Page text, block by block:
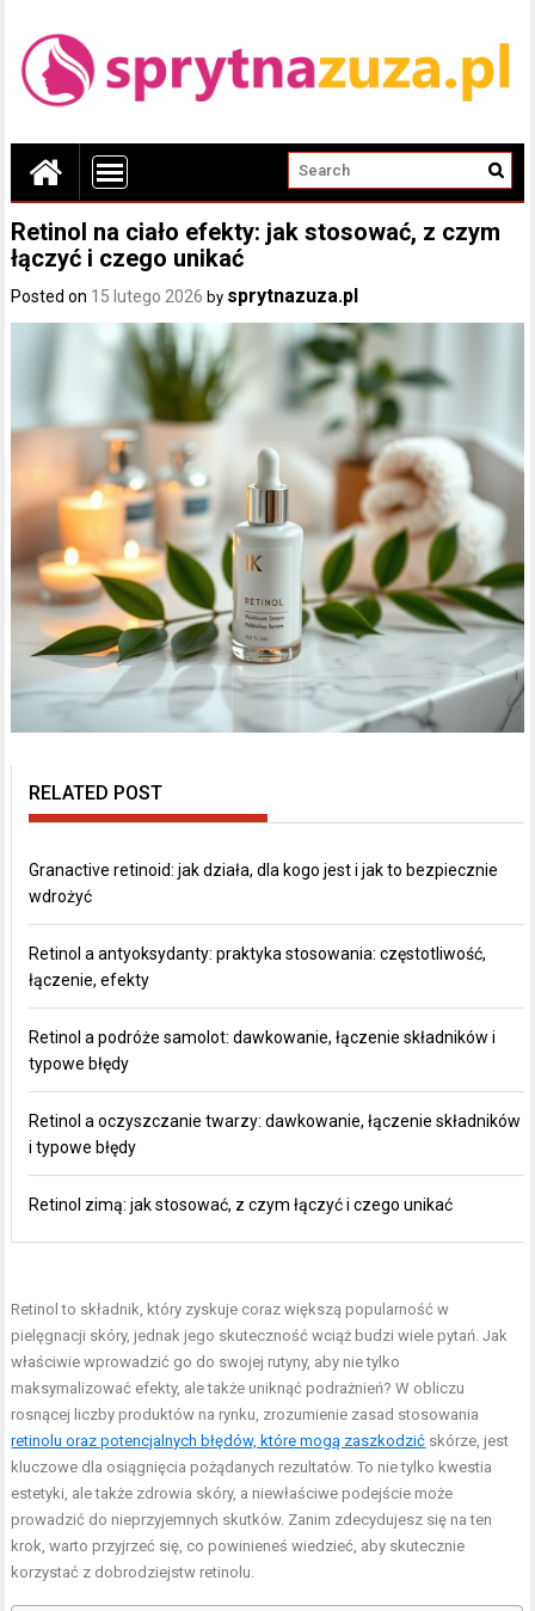
Retinol na ciało efekty: jak stosować, z czym
łączyć i czego unikać
Posted on 15 lutego 2026 by sprytnazuza.pl
RELATED POST
Granactive retinoid: jak działa, dla kogo jest i jak to bezpiecznie
wdrożyć
Retinol a antyoksydanty: praktyka stosowania: częstotliwość,
łączenie, efekty
Retinol a podróże samolot: dawkowanie, łączenie składników i
typowe błędy
Retinol a oczyszczanie twarzy: dawkowanie, łączenie składników
i typowe błędy
Retinol zimą: jak stosować, z czym łączyć i czego unikać
Retinol to składnik, który zyskuje coraz większą popularność w
pielęgnacji skóry, jednak jego skuteczność wciąż budzi wiele pytań. Jak
właściwie wprowadzić go do swojej rutyny, aby nie tylko
maksymalizować efekty, ale także uniknąć podrażnień? W obliczu
rosnącej liczby produktów na rynku, zrozumienie zasad stosowania
retinolu oraz potencjalnych błędów, które mogą zaszkodzić skórze, jest
kluczowe dla osiągnięcia pożądanych rezultatów. To nie tylko kwestia
estetyki, ale także zdrowia skóry, a niewłaściwe podejście może
prowadzić do nieprzyjemnych skutków. Zanim zdecydujesz się na ten
krok, warto przyjrzeć się, co powinieneś wiedzieć, aby skutecznie
korzystać z dobrodziejstw retinolu.